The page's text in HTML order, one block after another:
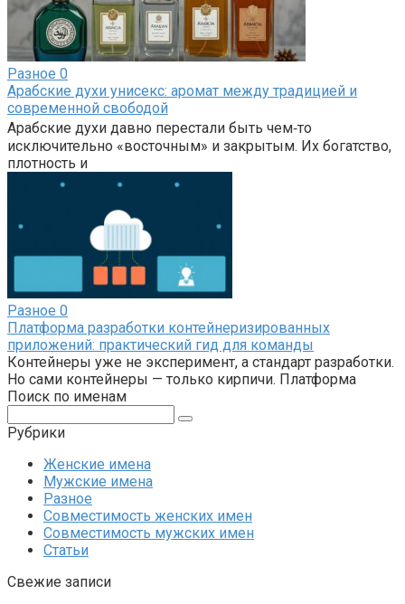
Разное 0
Арабские духи унисекс: аромат между традицией и
современной свободой
Арабские духи давно перестали быть чем‑то
исключительно «восточным» и закрытым. Их богатство,
плотность и
Разное 0
Платформа разработки контейнеризированных
приложений: практический гид для команды
Контейнеры уже не эксперимент, а стандарт разработки.
Но сами контейнеры — только кирпичи. Платформа
Поиск по именам
Рубрики
Женские имена
Мужские имена
Разное
Совместимость женских имен
Совместимость мужских имен
Статьи
Свежие записи